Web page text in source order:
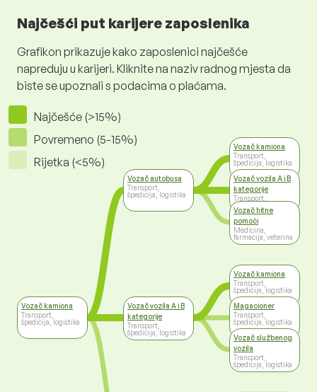
Najčešći put karijere zaposlenika
Grafikon prikazuje kako zaposlenici najčešće
napreduju u karijeri. Kliknite na naziv radnog mjesta da
biste se upoznali s podacima o plaćama.
Najčešće (>15%)
Povremeno (5-15%)
Rijetka (<5%)
Vozač kamiona
Transport,
špedicija, logistika
Vozač autobusa
Transport,
špedicija, logistika
Vozač vozila A i B
kategorije
Transport,
špedicija, logistika
Vozač kamiona
Transport,
špedicija, logistika
Vozač vozila A i B
kategorije
Transport,
špedicija, logistika
Vozač hitne
pomoći
Medicina,
farmacija, veterina
Vozač kamiona
Transport,
špedicija, logistika
Magacioner
Transport,
špedicija, logistika
Vozač službenog
vozila
Transport,
špedicija, logistika